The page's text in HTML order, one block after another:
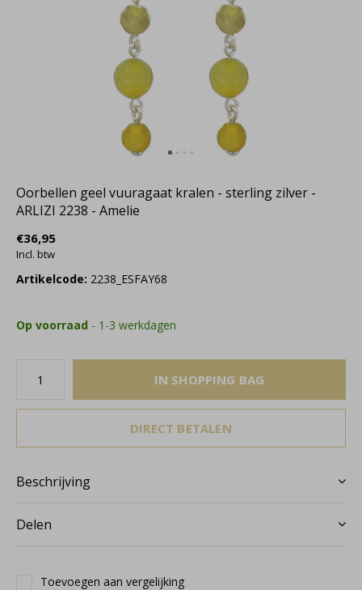
Oorbellen geel vuuragaat kralen - sterling zilver -
ARLIZI 2238 - Amelie
€36,95
Incl. btw
Artikelcode: 2238_ESFAY68
Op voorraad - 1-3 werkdagen
IN SHOPPING BAG
DIRECT BETALEN
Beschrijving
Delen
Toevoegen aan vergelijking